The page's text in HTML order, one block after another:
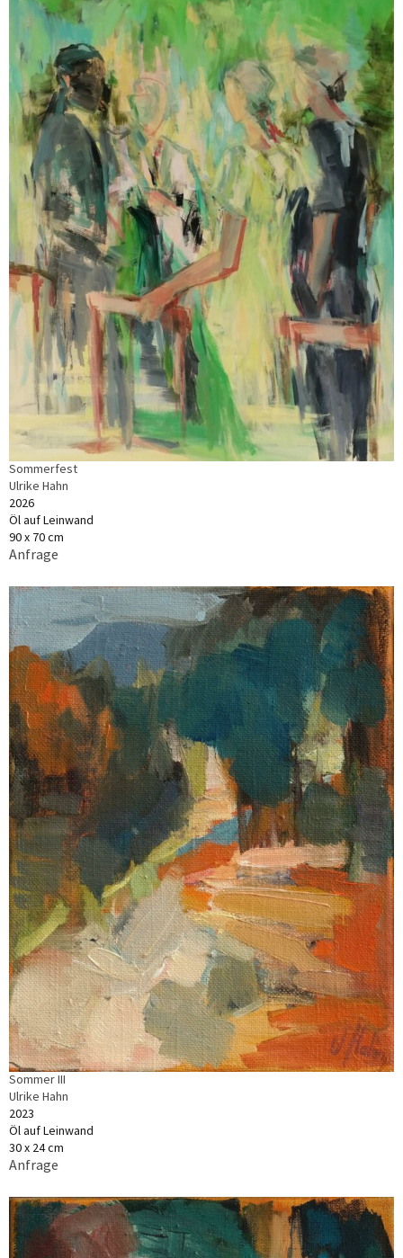
Sommerfest
Ulrike Hahn
2026
Öl auf Leinwand
90 x 70 cm
Anfrage
Sommer III
Ulrike Hahn
2023
Öl auf Leinwand
30 x 24 cm
Anfrage